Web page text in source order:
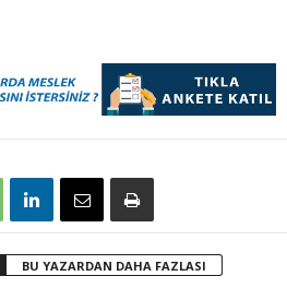
BU YAZARDAN DAHA FAZLASI